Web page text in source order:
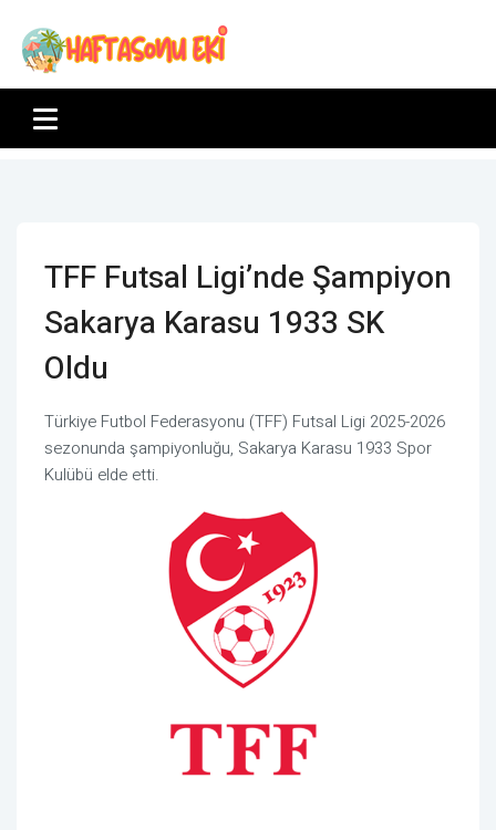
TFF Futsal Ligi’nde Şampiyon
Sakarya Karasu 1933 SK
Oldu
Türkiye Futbol Federasyonu (TFF) Futsal Ligi 2025-2026
sezonunda şampiyonluğu, Sakarya Karasu 1933 Spor
Kulübü elde etti.